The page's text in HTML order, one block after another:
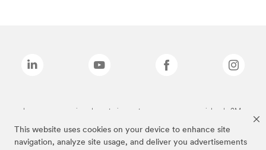
This website uses cookies on your device to enhance site
navigation, analyze site usage, and deliver you advertisements
Las marcas mencionadas anteriormente son marcas comerciales de 3M.